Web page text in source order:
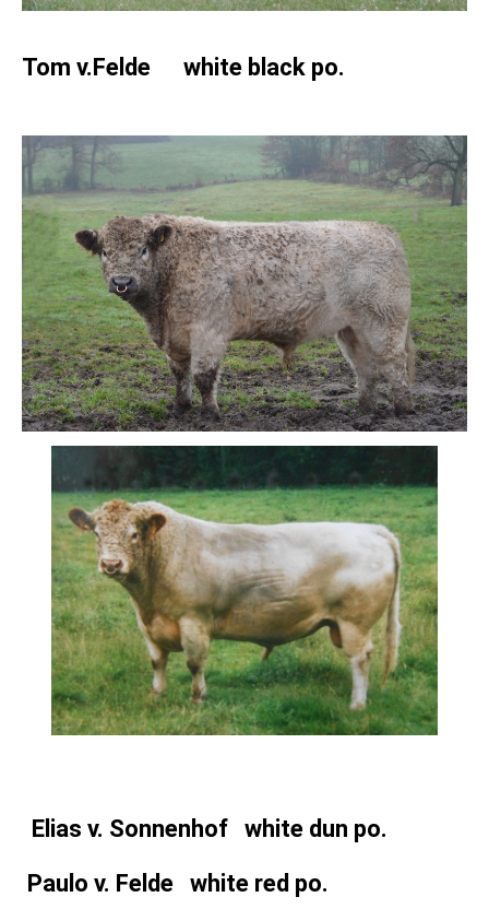
Tom v.Felde white black po.
Elias v. Sonnenhof white dun po.
Paulo v. Felde white red po.